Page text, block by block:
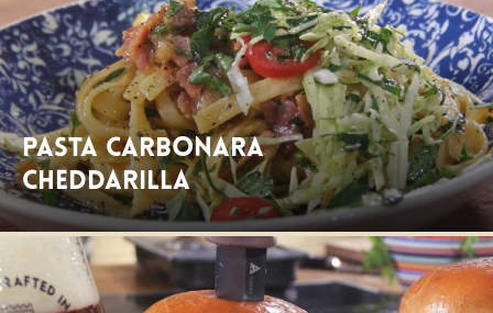
Pasta Carbonara
Cheddarilla